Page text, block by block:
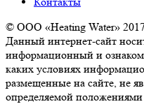
© ООО «Heating Water»
Данный интернет-сайт
информационный и
каких условиях
размещенные на сайте, не
определяемой